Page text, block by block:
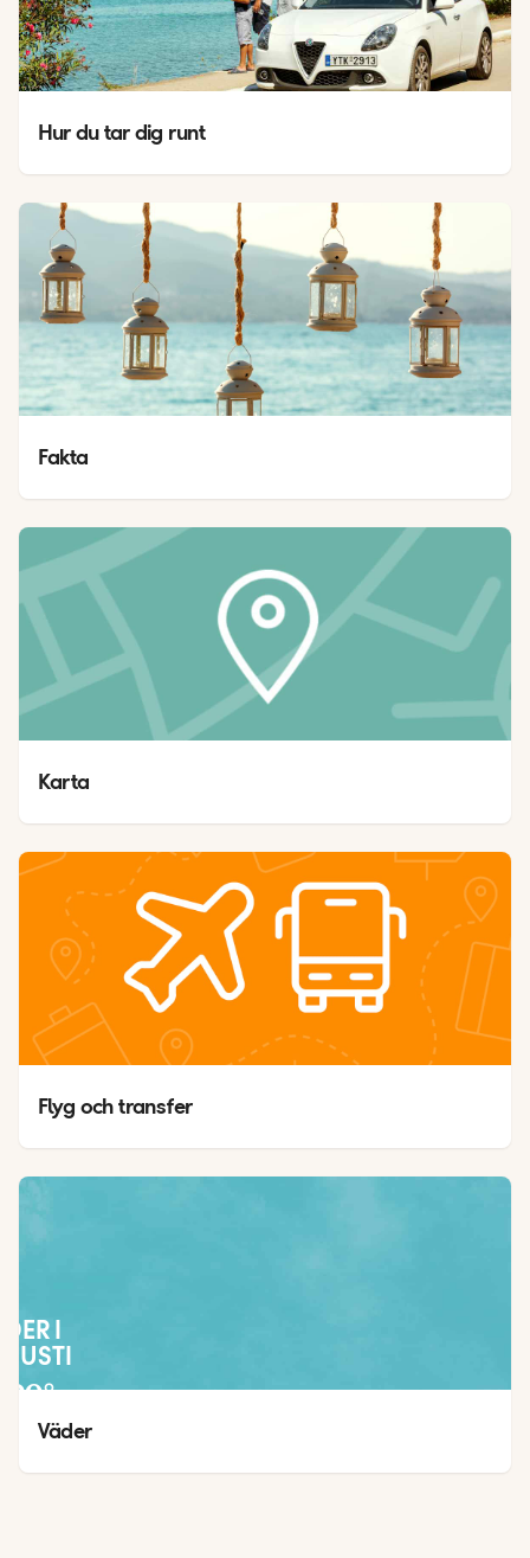
Hur du tar dig runt
Fakta
Flyg och transfer
I
29°
25°
Väder